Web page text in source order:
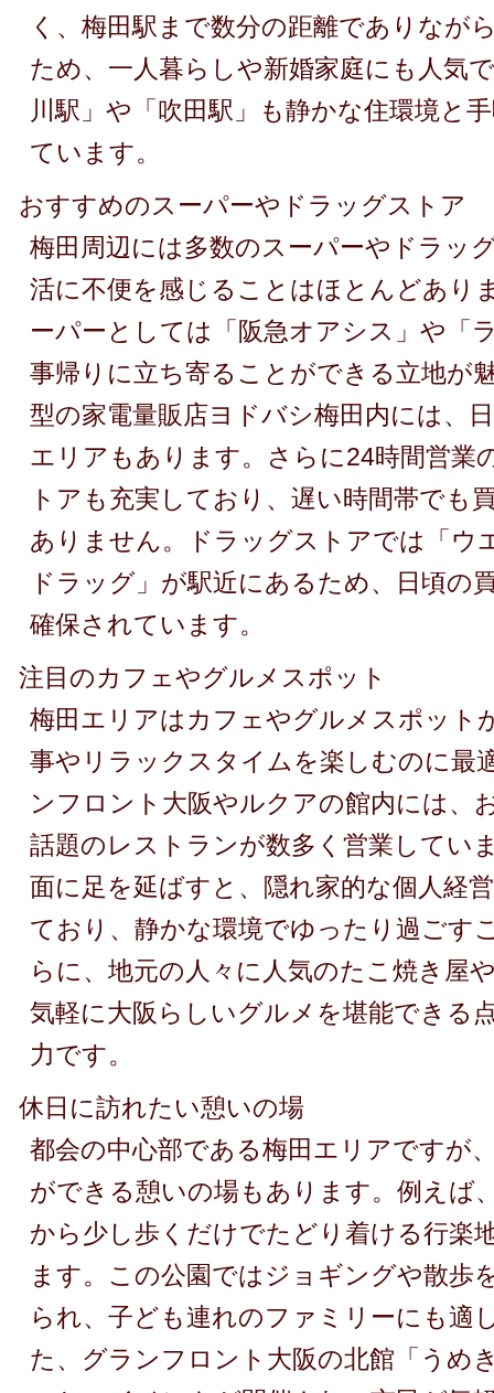
く、梅田駅まで数分の距離でありなが
ため、一人暮らしや新婚家庭にも人気
川駅」や「吹田駅」も静かな住環境と
ています。
おすすめのスーパーやドラッグストア
梅田周辺には多数のスーパーやドラッ
活に不便を感じることはほとんどあり
ーパーとしては「阪急オアシス」や「
事帰りに立ち寄ることができる立地が
型の家電量販店ヨドバシ梅田内には、
エリアもあります。さらに24時間営業
トアも充実しており、遅い時間帯でも
ありません。ドラッグストアでは「ウ
ドラッグ」が駅近にあるため、日頃の
確保されています。
注目のカフェやグルメスポット
梅田エリアはカフェやグルメスポット
事やリラックスタイムを楽しむのに最
ンフロント大阪やルクアの館内には、
話題のレストランが数多く営業してい
面に足を延ばすと、隠れ家的な個人経
ており、静かな環境でゆったり過ごす
らに、地元の人々に人気のたこ焼き屋
気軽に大阪らしいグルメを堪能できる
力です。
休日に訪れたい憩いの場
都会の中心部である梅田エリアですが
ができる憩いの場もあります。例えば
から少し歩くだけでたどり着ける行楽
ます。この公園ではジョギングや散歩
られ、子ども連れのファミリーにも適
た、グランフロント大阪の北館「うめ